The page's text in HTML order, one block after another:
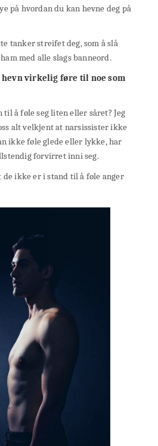
på hvordan du kan hevne deg på
tanker streifet deg, som å slå
med alle slags banneord.
virkelig føre til noe som
å føle seg liten eller såret? Jeg
alt velkjent at narsissister ikke
ikke føle glede eller lykke, har
forvirret inni seg.
de ikke er i stand til å føle anger